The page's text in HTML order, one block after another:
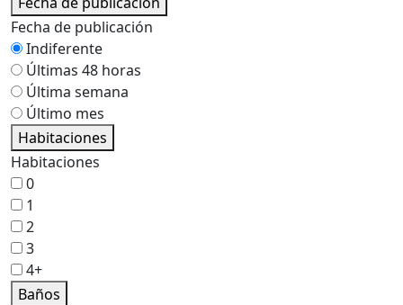
Fecha de publicación
Indiferente
Últimas 48 horas
Última semana
Último mes
Habitaciones
Habitaciones
0
1
2
3
4+
Baños